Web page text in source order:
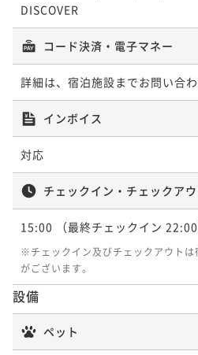
素泊まり 事前決済可
ポイン
【3泊以上】のんびり京都を満喫
素泊まり
ポイン
【4泊以上】一棟貸し宿泊施設
る古都の旅
素泊まり
DISCOVER
コード決済・電子マネー
詳細は、宿泊施設までお問い合わ
インボイス
対応
チェックイン・チェックアウ
15:00 （最終チェックイン 22:00
※チェックイン及びチェックアウト
がございます。
設備
ペット